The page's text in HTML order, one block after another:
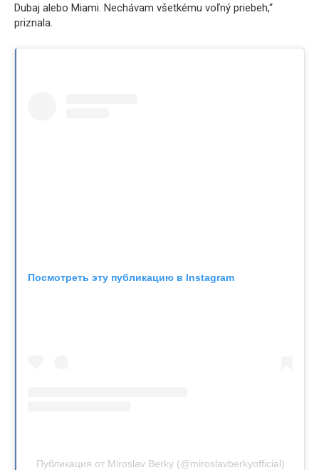
Dubaj alebo Miami. Nechávam všetkému voľný priebeh,“
priznala.
Посмотреть эту публикацию в Instagram
Публикация от Miroslav Berky (@miroslavberkyofficial)